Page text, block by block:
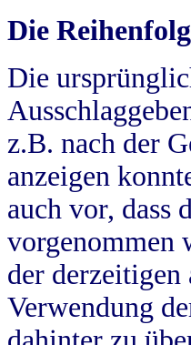
Die
Die
z.B. nach der
anzeigen
auch vor, dass
vorgenommen
der
Verwendung